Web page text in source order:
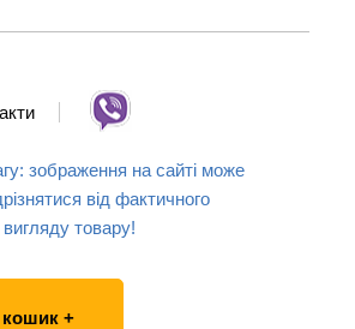
зображення на сайті може
від фактичного
товару!
+